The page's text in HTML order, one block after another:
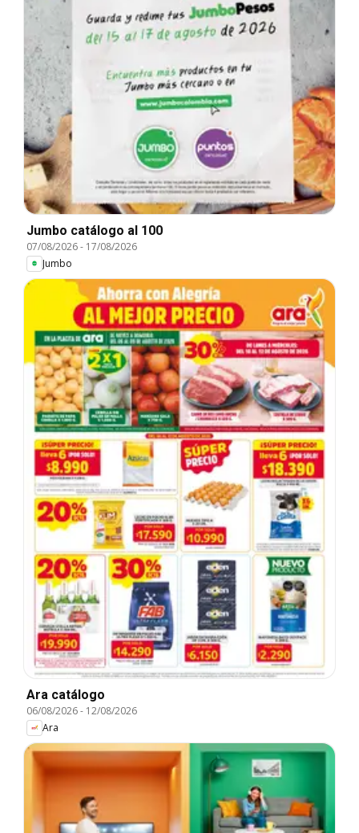
Jumbo catálogo al 100
07/08/2026- 17/08/2026
Jumbo
Ara catálogo
06/08/2026- 12/08/2026
Ara